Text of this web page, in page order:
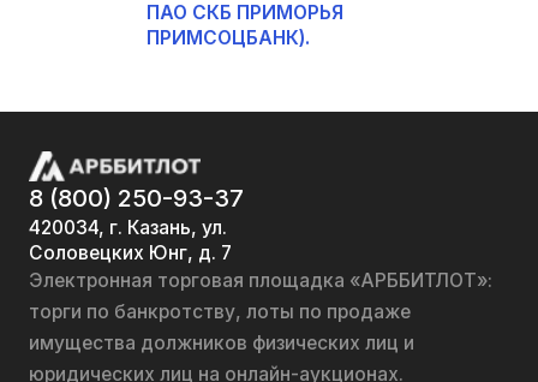
ПАО СКБ ПРИМОРЬЯ
ПРИМСОЦБАНК).
8 (800) 250-93-37
420034, г. Казань, ул.
Соловецких Юнг, д. 7
Электронная торговая площадка «АРББИТЛОТ»:
торги по банкротству, лоты по продаже
имущества должников физических лиц и
юридических лиц на онлайн-аукционах.